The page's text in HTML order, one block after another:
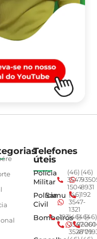
Telefones
úteis
Polícia
Militar
(46)
3547-
1504
(46)
8931
Polícia
Civil
Samu (46)
3547-
1321
192
Bombeiros
193(46)
3547-
3528
(46)
4779
(46)